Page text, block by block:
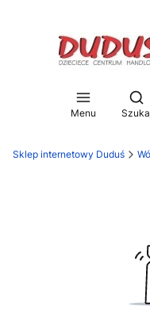
Menu
Sklep internetowy Duduś